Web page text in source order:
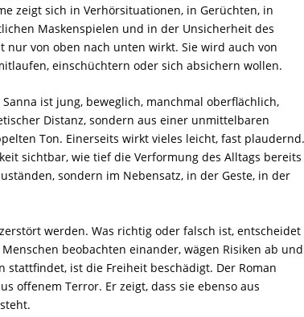
zeigt sich in Verhörsituationen, in Gerüchten, in
Maskenspielen und in der Unsicherheit des
von oben nach unten wirkt. Sie wird auch von
einschüchtern oder sich absichern wollen.
ist jung, beweglich, manchmal oberflächlich,
Distanz, sondern aus einer unmittelbaren
Ton. Einerseits wirkt vieles leicht, fast
sichtbar, wie tief die Verformung des Alltags bereits
sondern im Nebensatz, in der Geste, in der
werden. Was richtig oder falsch ist, entscheidet
beobachten einander, wägen Risiken ab und
stattfindet, ist die Freiheit beschädigt. Der Roman
offenem Terror. Er zeigt, dass sie ebenso aus